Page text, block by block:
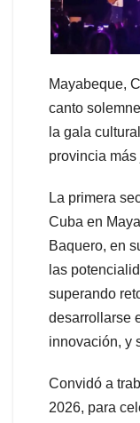
Mayabeque,
canto
la gala
provincia
La primera
Cuba en
Baquero, en
las
superando
desarrollarse
innovación, y
Convidó a
2026, para